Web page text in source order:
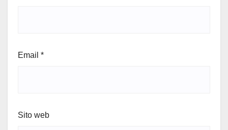
Email *
Sito web